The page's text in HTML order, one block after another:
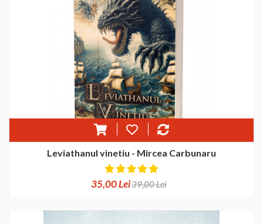
Leviathanul vinetiu - Mircea Carbunaru
35,00 Lei39,00 Lei